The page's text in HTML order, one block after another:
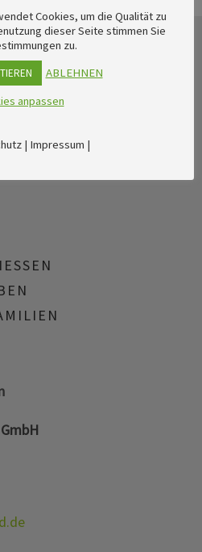
Cookies, um die Qualität zu
dieser Seite stimmen Sie
zu.
ABLEHNEN
anpassen
| Impressum |